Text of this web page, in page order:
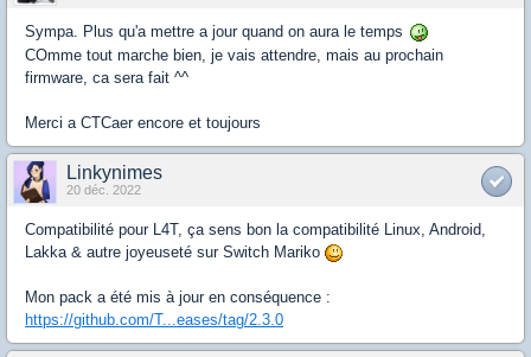
Sympa. Plus qu'a mettre a jour quand on aura le temps
COmme tout marche bien, je vais attendre, mais au prochain
firmware, ca sera fait ^^
Merci a CTCaer encore et toujours
Linkynimes
20 déc. 2022
Compatibilité pour L4T, ça sens bon la compatibilité Linux, Android,
Lakka & autre joyeuseté sur Switch Mariko
Mon pack a été mis à jour en conséquence :
https://github.com/T...eases/tag/2.3.0